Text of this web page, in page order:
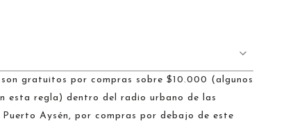
son gratuitos por compras sobre $10.000 (algunos
esta regla) dentro del radio urbano de las
Aysén, por compras por debajo de este